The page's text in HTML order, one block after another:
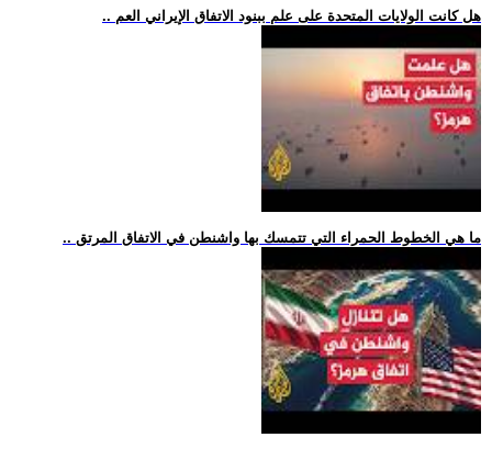
.. هل كانت الولايات المتحدة على علم ببنود الاتفاق الإيراني العم
.. ما هي الخطوط الحمراء التي تتمسك بها واشنطن في الاتفاق المرتق